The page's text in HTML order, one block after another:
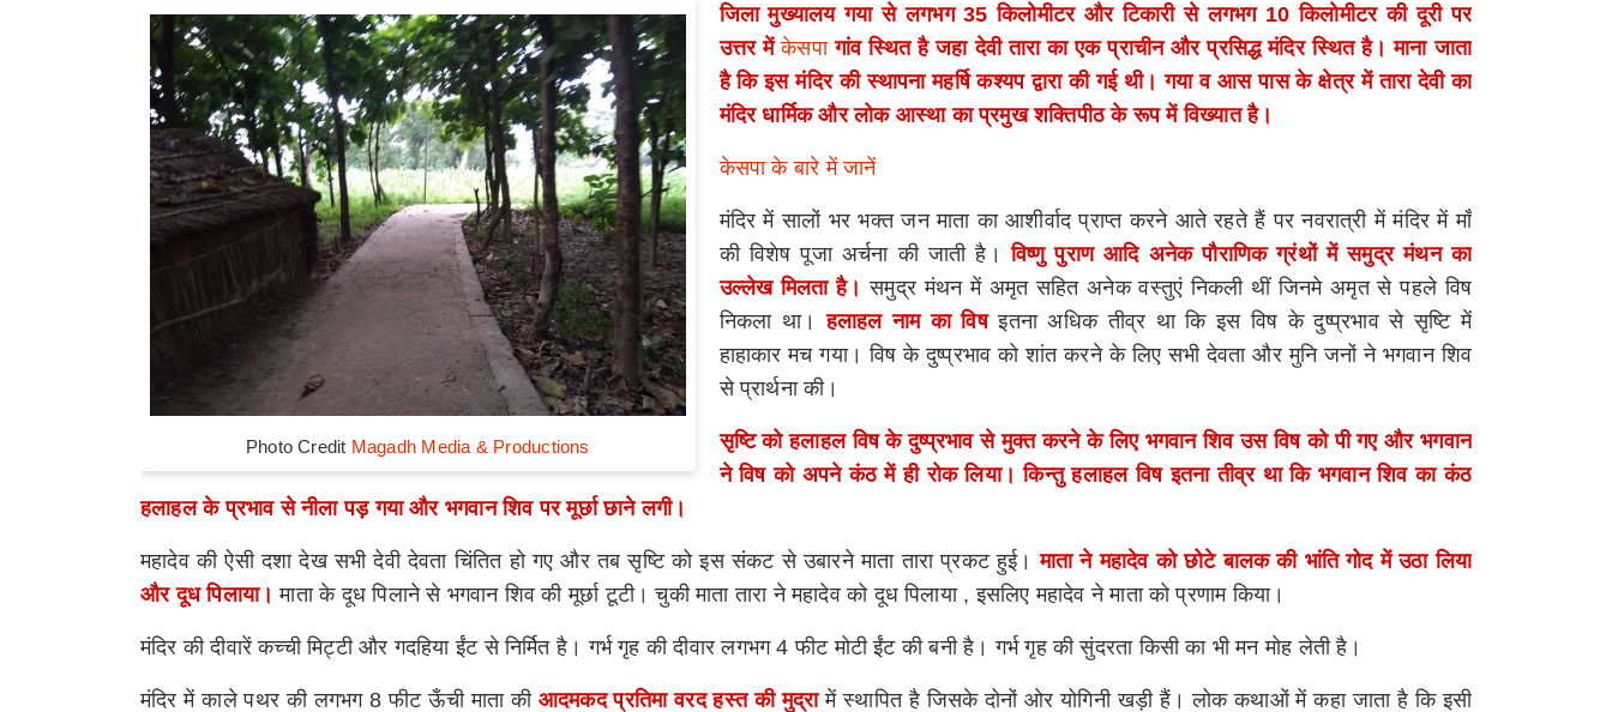
Photo Credit Magadh Media & Productions
जिला मुख्यालय गया से लगभग 35 किलोमीटर और टिकारी से लगभग 10 किलोमीटर की दूरी पर
उत्तर मेंकेसपागांव स्थित है जहा देवी तारा का एक प्राचीन और प्रसिद्ध मंदिर स्थित है। माना जाता
है कि इस मंदिर की स्थापना महर्षि कश्यप द्वारा की गई थी। गया व आस पास के क्षेत्र में तारा देवी का
मंदिर धार्मिक और लोक आस्था का प्रमुख शक्तिपीठ के रूप में विख्यात है।
केसपा के बारे में जानें
मंदिर में सालों भर भक्त जन माता का आशीर्वाद प्राप्त करने आते रहते हैं पर नवरात्री में मंदिर में माँ
की विशेष पूजा अर्चना की जाती है।विष्णु पुराण आदि अनेक पौराणिक ग्रंथों में समुद्र मंथन का
उल्लेख मिलता है। समुद्र मंथन में अमृत सहित अनेक वस्तुएं निकली थीं जिनमे अमृत से पहले विष
निकला था।हलाहल नाम का विषइतना अधिक तीव्र था कि इस विष के दुष्प्रभाव से सृष्टि में
हाहाकार मच गया। विष के दुष्प्रभाव को शांत करने के लिए सभी देवता और मुनि जनों ने भगवान शिव
से प्रार्थना की।
सृष्टि को हलाहल विष के दुष्प्रभाव से मुक्त करने के लिए भगवान शिव उस विष को पी गए और भगवान
ने विष को अपने कंठ में ही रोक लिया। किन्तु हलाहल विष इतना तीव्र था कि भगवान शिव का कंठ
हलाहल के प्रभाव से नीला पड़ गया और भगवान शिव पर मूर्छा छाने लगी।
महादेव की ऐसी दशा देख सभी देवी देवता चिंतित हो गए और तब सृष्टि को इस संकट से उबारने माता तारा प्रकट हुई।माता ने महादेव को छोटे बालक की भांति गोद में उठा लिया
और दूध पिलाया। माता के दूध पिलाने से भगवान शिव की मूर्छा टूटी। चुकी माता तारा ने महादेव को दूध पिलाया , इसलिए महादेव ने माता को प्रणाम किया।
मंदिर की दीवारें कच्ची मिट्टी और गदहिया ईंट से निर्मित है। गर्भ गृह की दीवार लगभग 4 फीट मोटी ईंट की बनी है। गर्भ गृह की सुंदरता किसी का भी मन मोह लेती है।
मंदिर में काले पथर की लगभग 8 फीट ऊँची माता की आदमकद प्रतिमा वरद हस्त की मुद्रामें स्थापित है जिसके दोनों ओर योगिनी खड़ी हैं। लोक कथाओं में कहा जाता है कि इसी